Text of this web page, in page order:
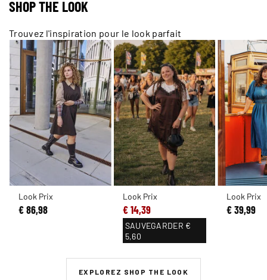
SHOP THE LOOK
Trouvez l'inspiration pour le look parfait
Look Prix
€ 86,98
Look Prix
€ 14,39
SAUVEGARDER €
5,60
Look Prix
€ 39,99
EXPLOREZ SHOP THE LOOK